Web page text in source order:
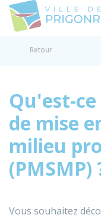
Retour
Qu'est-
de mise
milieu
(PMSMP)
Vous souhaitez